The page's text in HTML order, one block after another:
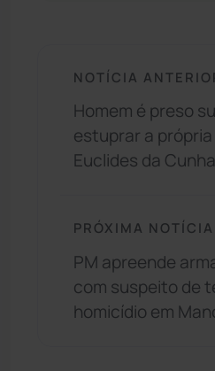
NOTÍCIA
Homem é preso
estuprar a
Euclides da Cunha
PRÓXIMA NOTÍCIA
PM apreende
com suspeito de
homicídio em